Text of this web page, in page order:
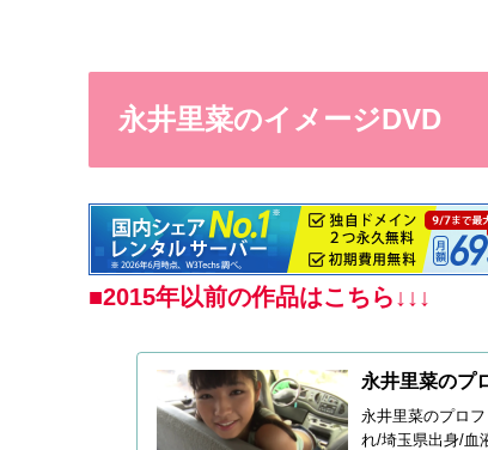
永井里菜のイメージDVD
■2015年以前の作品はこちら↓↓↓
永井里菜のプ
永井里菜のプロ
れ/埼玉県出身/血